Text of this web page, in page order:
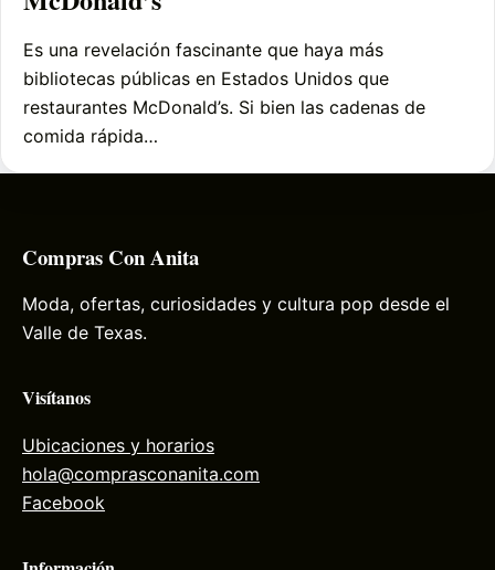
Es una revelación fascinante que haya más
bibliotecas públicas en Estados Unidos que
restaurantes McDonald’s. Si bien las cadenas de
comida rápida…
Compras Con Anita
Moda, ofertas, curiosidades y cultura pop desde el
Valle de Texas.
Visítanos
Ubicaciones y horarios
hola@comprasconanita.com
Facebook